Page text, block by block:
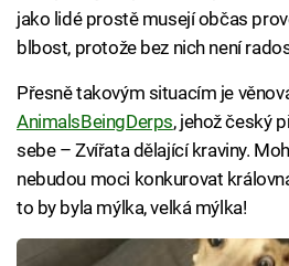
jako lidé prostě musejí občas
blbost, protože bez nich není
Přesně takovým situacím je
AnimalsBeingDerps, jehož český
sebe – Zvířata dělající kraviny.
nebudou moci konkurovat
to by byla mýlka, velká mýlka!